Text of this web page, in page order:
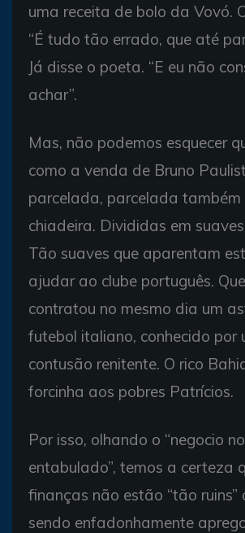
uma receita de bolo da Vovó.
“É tudo tão errado, que até
Já disse o poeta. “E eu não
achar”.
Mas, não podemos esquecer
como a venda de Bruno
parcelada, parcelada também
chiadeira. Divididas em
Tão suaves que aparentam
ajudar ao clube português.
contratou no mesmo dia um
futebol italiano, conhecido por
contusão renitente. O rico
forcinha aos pobres Patrícios.
Por isso, olhando o “negocio
entabulado”, temos a certeza
finanças não estão “tão ruins”
sendo enfadonhamente